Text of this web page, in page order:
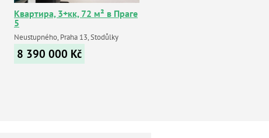
Квартира, 3+кк, 72 м² в Праге
5
Neustupného, Praha 13, Stodůlky
8 390 000 Kč